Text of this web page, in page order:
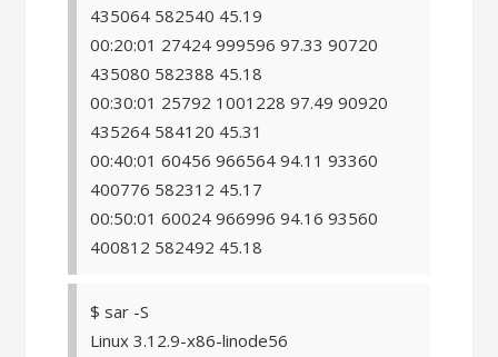
435064 582540 45.19
00:20:01 27424 999596 97.33 90720
435080 582388 45.18
00:30:01 25792 1001228 97.49 90920
435264 584120 45.31
00:40:01 60456 966564 94.11 93360
400776 582312 45.17
00:50:01 60024 966996 94.16 93560
400812 582492 45.18
$ sar -S
Linux 3.12.9-x86-linode56